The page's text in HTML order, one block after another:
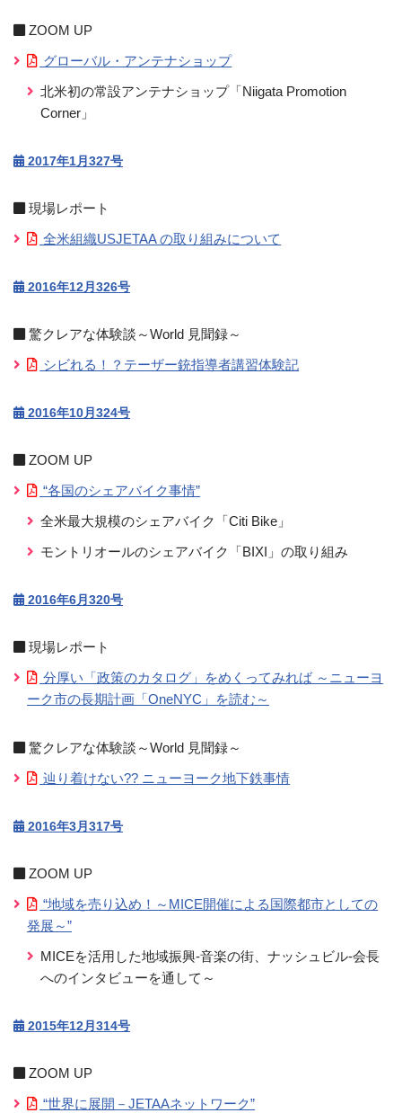
ZOOM UP
グローバル・アンテナショップ
北米初の常設アンテナショップ「Niigata Promotion
Corner」
2017年1月327号
現場レポート
全米組織USJETAA の取り組みについて
2016年12月326号
驚クレアな体験談～World 見聞録～
シビれる！？テーザー銃指導者講習体験記
2016年10月324号
ZOOM UP
“各国のシェアバイク事情”
全米最大規模のシェアバイク「Citi Bike」
モントリオールのシェアバイク「BIXI」の取り組み
2016年6月320号
現場レポート
分厚い「政策のカタログ」をめくってみれば ～ニューヨ
ーク市の長期計画「OneNYC」を読む～
驚クレアな体験談～World 見聞録～
辿り着けない?? ニューヨーク地下鉄事情
2016年3月317号
ZOOM UP
“地域を売り込め！～MICE開催による国際都市としての
発展～”
MICEを活用した地域振興-音楽の街、ナッシュビル-会長
へのインタビューを通して～
2015年12月314号
ZOOM UP
“世界に展開－JETAAネットワーク”